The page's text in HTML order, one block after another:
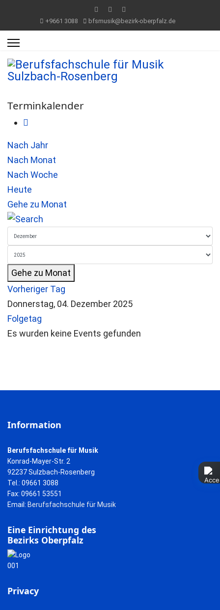
+9661 3088 bfsmusik@bezirk-oberpfalz.de
Terminkalender
Nach Jahr
Nach Monat
Nach Woche
Heute
Gehe zu Monat
Gehe zu Monat
Vorheriger Tag
Donnerstag, 04. Dezember 2025
Folgetag
Es wurden keine Events gefunden
Information
Berufsfachschule für Musik
Konrad-Mayer-Str. 2
92237 Sulzbach-Rosenberg
Tel.: 09661 3088
Fax: 09661 53551
Email: Berufsfachschule für Musik
Eine Einrichtung des
Bezirks Oberpfalz
Privacy